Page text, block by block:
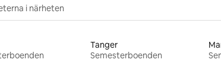
i närheten
Tanger
Semesterboenden